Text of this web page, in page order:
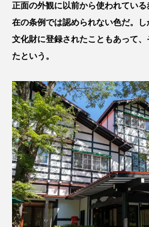
正面の外観に以前から使われてい
在の条例では認められない色だ。
文化財に登録されたこともあって
たという。